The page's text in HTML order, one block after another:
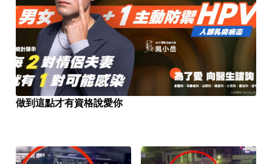
做到這點才有資格說愛你